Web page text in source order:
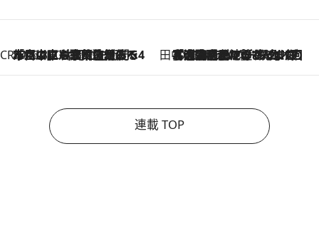
CREA'S CHOICE
2026.8.7
「立川にも歌舞伎があるんだよ」 片岡仁左衛門・市川中車ら豪華座組みで4年目の立川立飛歌舞伎へ 田中稲の勝手に再ブーム
2026.8.7
「湘南乃風に憧れて」観客大盛上がりの“タオル回し”に、ラッパー顔負けの高速歌唱まで…さだまさし（74）のアグレッシブすぎる現在地
連載 TOP